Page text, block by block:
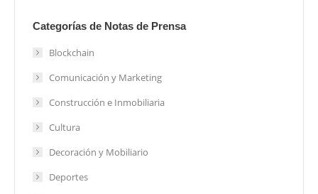
Categorías de Notas de Prensa
Blockchain
Comunicación y Marketing
Construcción e Inmobiliaria
Cultura
Decoración y Mobiliario
Deportes